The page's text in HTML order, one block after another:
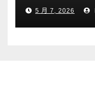
5 月 7, 2026